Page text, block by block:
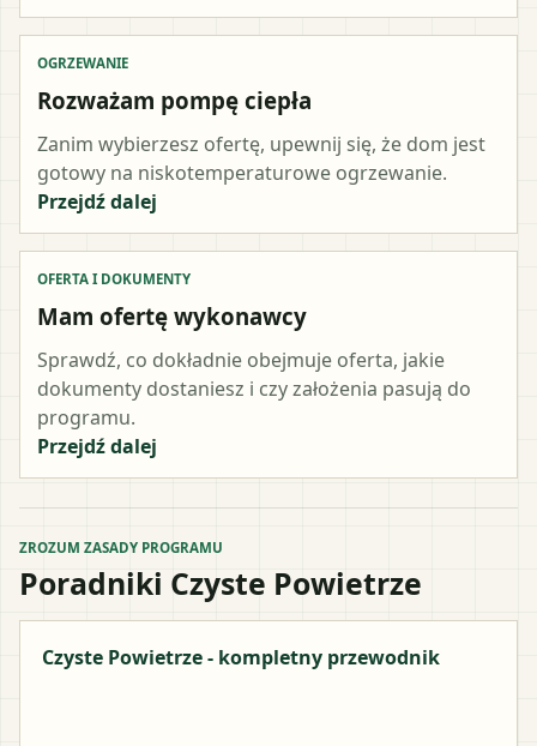
OGRZEWANIE
Rozważam pompę ciepła
Zanim wybierzesz ofertę, upewnij się, że dom jest
gotowy na niskotemperaturowe ogrzewanie.
Przejdź dalej
OFERTA I DOKUMENTY
Mam ofertę wykonawcy
Sprawdź, co dokładnie obejmuje oferta, jakie
dokumenty dostaniesz i czy założenia pasują do
programu.
Przejdź dalej
ZROZUM ZASADY PROGRAMU
Poradniki Czyste Powietrze
Czyste Powietrze - kompletny przewodnik